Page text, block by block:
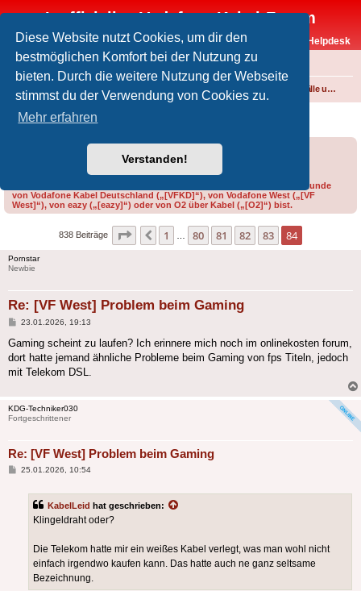
Diese Website nutzt Cookies, um dir den
bestmöglichen Komfort bei der Nutzung zu
bieten. Durch die weitere Nutzung der Webseite
stimmst du der Verwendung von Cookies zu.
Mehr erfahren
Verstanden!
Inoffizielles Vodafone-Kabel-Forum
Vodafone-Kabel-Helpdesk
FAQ
Foren-Übersicht Internet und Telefon über Kabel Störungen, Ausfälle und Speedprobleme
[VF West] Problem beim Gaming
Bitte gib bei der Erstellung eines Threads im Feld „Präfix“ an, ob du Kunde
von Vodafone Kabel Deutschland („[VFKD]“), von Vodafone West („[VF
West]“), von eazy („[eazy]“) oder von O2 über Kabel („[O2]“) bist.
838 Beiträge Seite 84 von84
Vorherige
1 80 81 82 83 84
Pornstar
Newbie
Re: [VF West] Problem beim Gaming
Beitrag
23.01.2026, 19:13
Gaming scheint zu laufen? Ich erinnere mich noch im onlinekosten forum,
dort hatte jemand ähnliche Probleme beim Gaming von fps Titeln, jedoch
mit Telekom DSL.
KDG-Techniker030
Fortgeschrittener
Re: [VF West] Problem beim Gaming
Beitrag
25.01.2026, 10:54
KabelLeid hat geschrieben:
Klingeldraht oder?
Die Telekom hatte mir ein weißes Kabel verlegt, was man wohl nicht
einfach irgendwo kaufen kann. Das hatte auch ne ganz seltsame
Bezeichnung.